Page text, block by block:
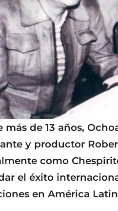
más de 13 años,
y productor
como
el éxito
en América